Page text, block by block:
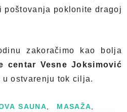
poklonite dragoj
zakoračimo kao bolja
centar Vesne Joksimović
ostvarenju tok cilja.
SAUNA MASAŽA